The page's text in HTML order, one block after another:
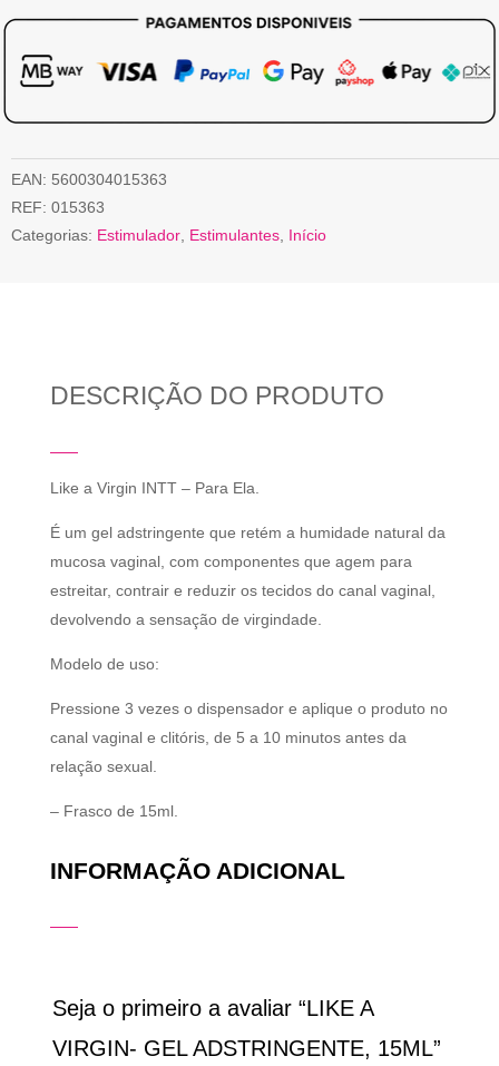
EAN: 5600304015363
REF: 015363
Categorias: Estimulador Estimulantes Início
DESCRIÇÃO DO PRODUTO
Like a Virgin INTT – Para Ela.
É um gel adstringente que retém a humidade natural da
mucosa vaginal, com componentes que agem para
estreitar, contrair e reduzir os tecidos do canal vaginal,
devolvendo a sensação de virgindade.
Modelo de uso:
Pressione 3 vezes o dispensador e aplique o produto no
canal vaginal e clitóris, de 5 a 10 minutos antes da
relação sexual.
– Frasco de 15ml.
INFORMAÇÃO ADICIONAL
Seja o primeiro a avaliar “LIKE A
VIRGIN- GEL ADSTRINGENTE, 15ML”